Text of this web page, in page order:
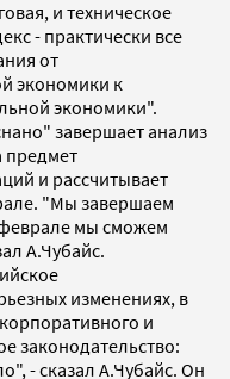
и техническое
- практически все
от
экономики к
экономики".
завершает анализ
предмет
и рассчитывает
"Мы завершаем
феврале мы сможем
А.Чубайс.
изменениях, в
и
законодательство:
- сказал А.Чубайс. Он